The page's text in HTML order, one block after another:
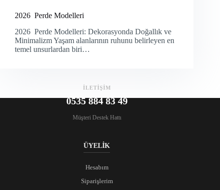
2026 Perde Modelleri
2026 Perde Modelleri: Dekorasyonda Doğallık ve
Minimalizm Yaşam alanlarının ruhunu belirleyen en
temel unsurlardan biri…
İLETİŞİM
0535 884 83 49
Müşteri Destek Hattı
ÜYELİK
Hesabım
Siparişlerim